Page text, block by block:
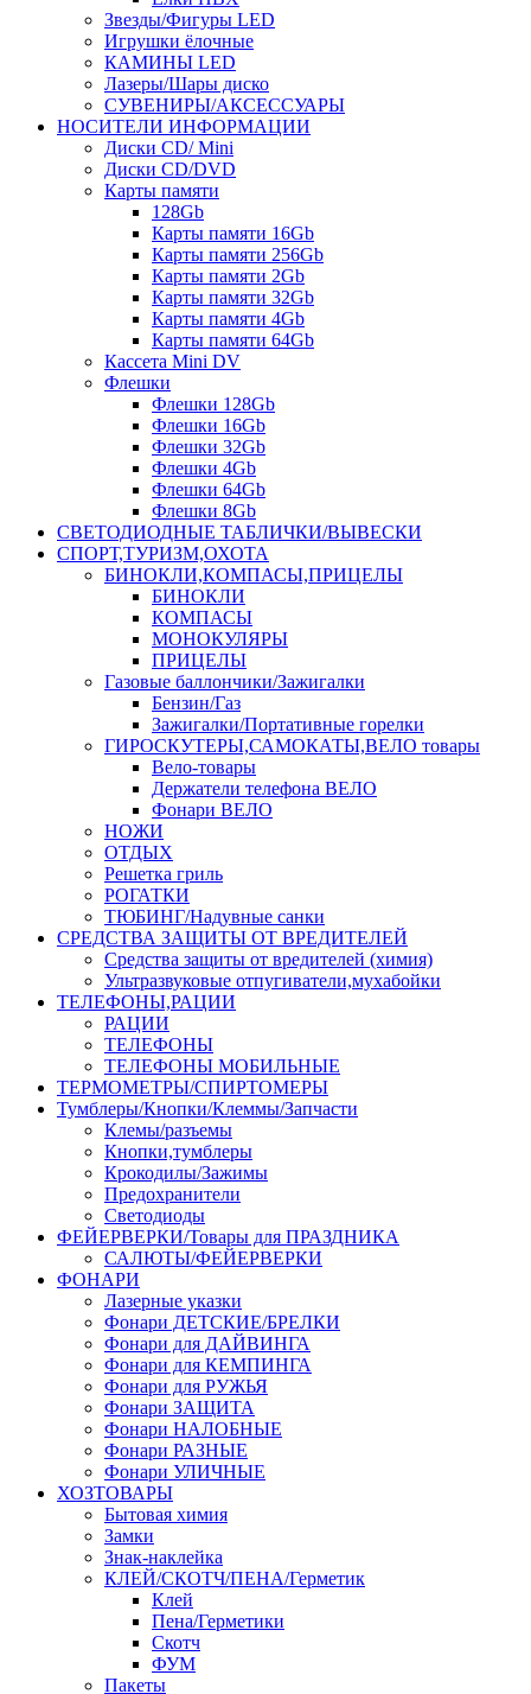
Звезды/Фигуры LED
Игрушки ёлочные
КАМИНЫ LED
Лазеры/Шары диско
СУВЕНИРЫ/АКСЕССУАРЫ
НОСИТЕЛИ ИНФОРМАЦИИ
Диски CD/ Mini
Диски CD/DVD
Карты памяти
128Gb
Карты памяти 16Gb
Карты памяти 256Gb
Карты памяти 2Gb
Карты памяти 32Gb
Карты памяти 4Gb
Карты памяти 64Gb
Кассета Mini DV
Флешки
Флешки 128Gb
Флешки 16Gb
Флешки 32Gb
Флешки 4Gb
Флешки 64Gb
Флешки 8Gb
СВЕТОДИОДНЫЕ ТАБЛИЧКИ/ВЫВЕСКИ
СПОРТ,ТУРИЗМ,ОХОТА
БИНОКЛИ,КОМПАСЫ,ПРИЦЕЛЫ
БИНОКЛИ
КОМПАСЫ
МОНОКУЛЯРЫ
ПРИЦЕЛЫ
Газовые баллончики/Зажигалки
Бензин/Газ
Зажигалки/Портативные горелки
ГИРОСКУТЕРЫ,САМОКАТЫ,ВЕЛО товары
Вело-товары
Держатели телефона ВЕЛО
Фонари ВЕЛО
НОЖИ
ОТДЫХ
Решетка гриль
РОГАТКИ
ТЮБИНГ/Надувные санки
СРЕДСТВА ЗАЩИТЫ ОТ ВРЕДИТЕЛЕЙ
Средства защиты от вредителей (химия)
Ультразвуковые отпугиватели,мухабойки
ТЕЛЕФОНЫ,РАЦИИ
РАЦИИ
ТЕЛЕФОНЫ
ТЕЛЕФОНЫ МОБИЛЬНЫЕ
ТЕРМОМЕТРЫ/СПИРТОМЕРЫ
Тумблеры/Кнопки/Клеммы/Запчасти
Клемы/разъемы
Кнопки,тумблеры
Крокодилы/Зажимы
Предохранители
Светодиоды
ФЕЙЕРВЕРКИ/Товары для ПРАЗДНИКА
САЛЮТЫ/ФЕЙЕРВЕРКИ
ФОНАРИ
Лазерные указки
Фонари ДЕТСКИЕ/БРЕЛКИ
Фонари для ДАЙВИНГА
Фонари для КЕМПИНГА
Фонари для РУЖЬЯ
Фонари ЗАЩИТА
Фонари НАЛОБНЫЕ
Фонари РАЗНЫЕ
Фонари УЛИЧНЫЕ
ХОЗТОВАРЫ
Бытовая химия
Замки
Знак-наклейка
КЛЕЙ/СКОТЧ/ПЕНА/Герметик
Клей
Пена/Герметики
Скотч
ФУМ
Пакеты